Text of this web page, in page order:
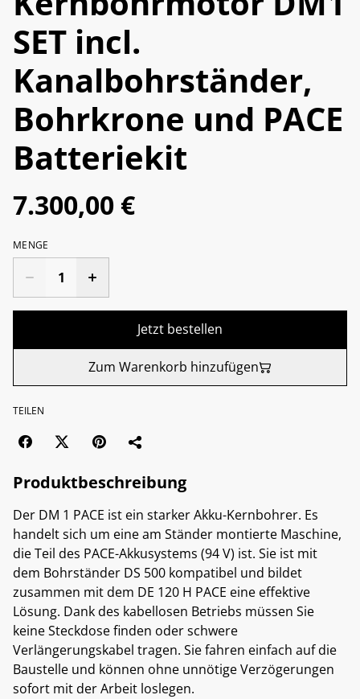
SET incl.
Kanalbohrständer,
Bohrkrone und PACE
Batteriekit
7.300,00 €
MENGE
Jetzt bestellen
Zum Warenkorb hinzufügen
TEILEN
Produktbeschreibung
Der DM 1 PACE ist ein starker Akku-Kernbohrer. Es
handelt sich um eine am Ständer montierte Maschine,
die Teil des PACE-Akkusystems (94 V) ist. Sie ist mit
dem Bohrständer DS 500 kompatibel und bildet
zusammen mit dem DE 120 H PACE eine effektive
Lösung. Dank des kabellosen Betriebs müssen Sie
keine Steckdose finden oder schwere
Verlängerungskabel tragen. Sie fahren einfach auf die
Baustelle und können ohne unnötige Verzögerungen
sofort mit der Arbeit loslegen.